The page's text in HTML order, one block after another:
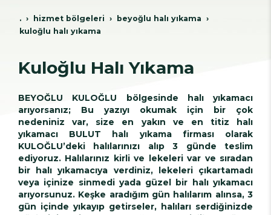
. hi̇zmet bölgeleri̇
beyoğlu hali yikama
kuloğlu halı yıkama
Kuloğlu Halı Yıkama
BEYOĞLU KULOĞLU bölgesinde halı yıkamacı
arıyorsanız; Bu yazıyı okumak için bir çok
nedeniniz var, size en yakın ve en titiz halı
yıkamacı BULUT halı yıkama firması olarak
KULOĞLU’deki halılarınızı alıp 3 günde teslim
ediyoruz. Halılarınız kirli ve lekeleri var ve sıradan
bir halı yıkamacıya verdiniz, lekeleri çıkartamadı
veya içinize sinmedi yada güzel bir halı yıkamacı
arıyorsunuz. Keşke aradığım gün halılarım alınsa, 3
gün içinde yıkayıp getirseler, halıları serdiğinizde